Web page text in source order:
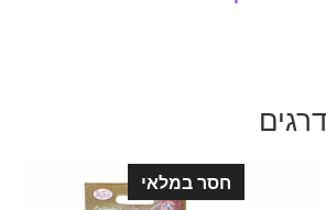
חסר במלאי